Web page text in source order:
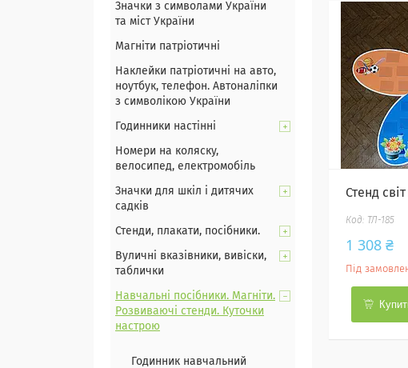
Стенд
ТЛ-185
1 308 ₴
Під
Значки з символами України
та міст України
Магніти патріотичні
Наклейки патріотичні на авто,
ноутбук, телефон. Автоналіпки
з символікою України
Годинники настінні
Номери на коляску,
велосипед, електромобіль
Значки для шкіл і дитячих
садків
Стенди, плакати, посібники.
Вуличні вказівники, вивіски,
таблички
Навчальні посібники. Магніти.
Розвиваючі стенди. Куточки
настрою
Годинник навчальний